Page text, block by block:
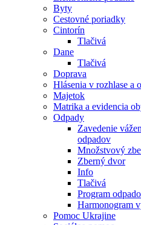
Byty
Cestovné poriadky
Cintorín
Tlačivá
Dane
Tlačivá
Doprava
Hlásenia v rozhlase a
Majetok
Matrika a evidencia
Odpady
Zavedenie
odpadov
Množstvový
Zberný dvor
Info
Tlačivá
Program
Harmonogram
Pomoc Ukrajine